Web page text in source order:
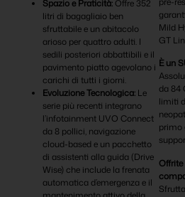
Spazio e Praticità: Offre 352
litri di bagagliaio ben
sfruttabile e un abitacolo
arioso per quattro adulti. I
sedili posteriori abbattibili e il
pavimento piatto agevolano i
carichi di tutti i giorni.
Evoluzione Tecnologica: Le
serie più recenti integrano
l’infotainment UVO Connect
da 8 pollici, navigazione
cloud-based e un pacchetto
di assistenti alla guida (Drive
Wise) che include la frenata
automatica d’emergenza e il
Mild
GT
È un
da 84
limiti
primo